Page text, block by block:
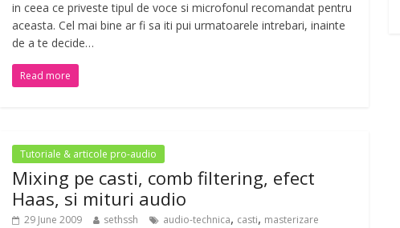
in ceea ce priveste tipul de voce si microfonul recomandat pentru
aceasta. Cel mai bine ar fi sa iti pui urmatoarele intrebari, inainte
de a te decide…
Read more
Tutoriale & articole pro-audio
Mixing pe casti, comb filtering, efect
Haas, si mituri audio
29 June 2009 sethssh audio-technica, casti, masterizare